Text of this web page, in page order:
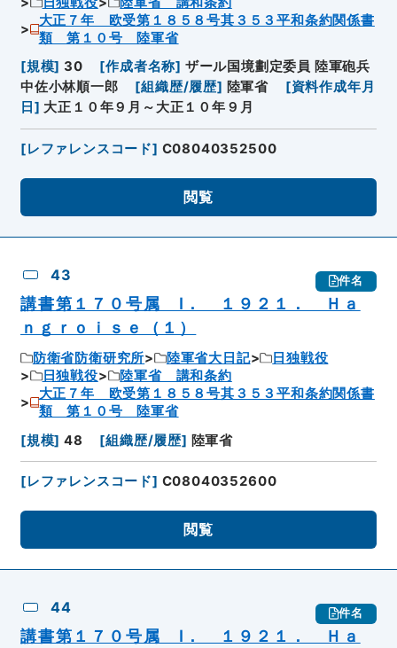
大正７年 欧受第１８５８号其３５３平和条約関係書
類 第１０号 陸軍省
[規模] 30 [作成者名称] ザール国境劃定委員 陸軍砲兵
中佐小林順一郎
[組織歴/履歴] 陸軍省 [資料作成年月
日 ] 大正１０年９月～大正１０年９月
[レファレンスコード] C08040352500
閲覧
43 件名
講書第１７０号属 Ⅰ． １９２１． Ｈａ
ｎｇｒｏｉｓｅ（１）
防衛省防衛研究所 陸軍省大日記
日独戦役
日独戦役
陸軍省 講和条約
大正７年 欧受第１８５８号其３５３平和条約関係書
類 第１０号 陸軍省
[規模] 48 [組織歴/履歴] 陸軍省
[レファレンスコード] C08040352600
閲覧
44 件名
講書第１７０号属 Ⅰ． １９２１． Ｈａ